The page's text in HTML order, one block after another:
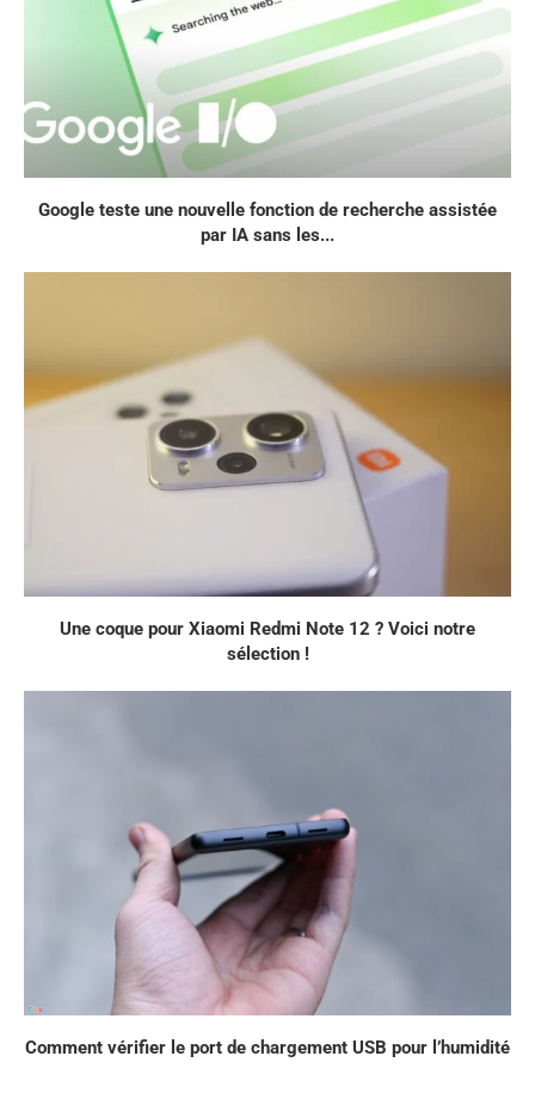
Google teste une nouvelle fonction de recherche assistée
par IA sans les...
Une coque pour Xiaomi Redmi Note 12 ? Voici notre
sélection !
Comment vérifier le port de chargement USB pour l’humidité